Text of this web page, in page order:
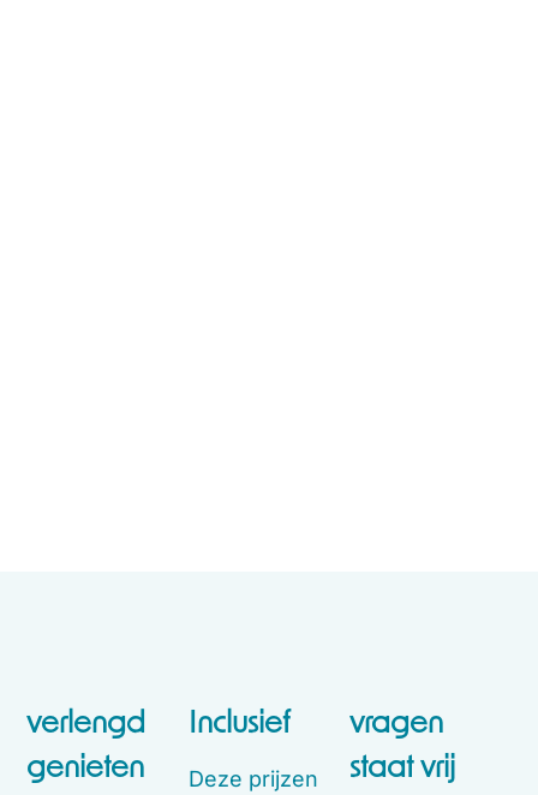
verlengd
genieten
Inclusief
Deze prijzen
vragen
staat vrij